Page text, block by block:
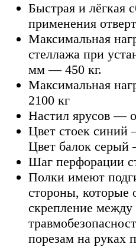
Быстрая и лёгкая
применения
Максимальная
стеллажа при
мм — 450 кг.
Максимальная
2100 кг
Настил ярусов —
Цвет стоек синий
Цвет балок серый
Шаг перфорации
Полки имеют
стороны, которые
скрепление между
порезам на руках